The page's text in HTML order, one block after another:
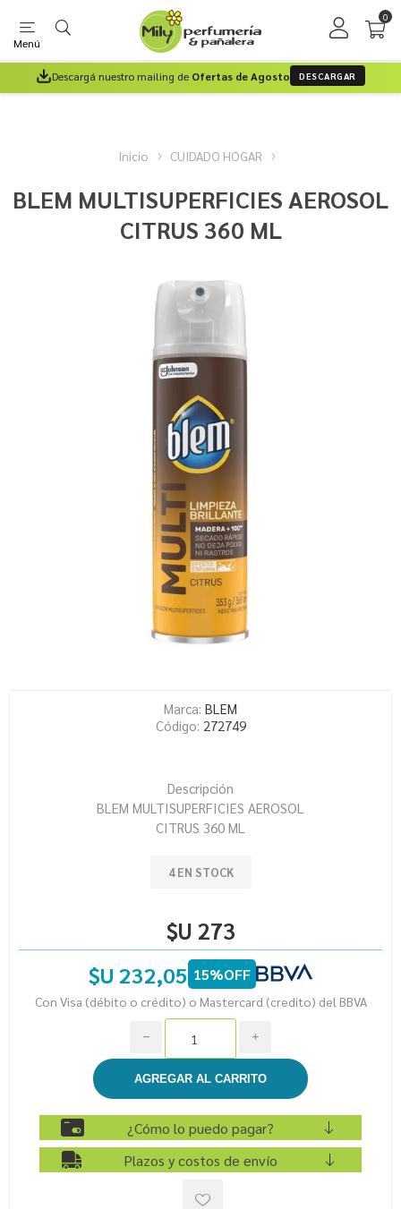
Menú
0
Descargá nuestro mailing de Ofertas de Agosto DESCARGAR
Inicio CUIDADO HOGAR
BLEM MULTISUPERFICIES AEROSOL
CITRUS 360 ML
Marca: BLEM
Código: 272749
Descripción
BLEM MULTISUPERFICIES AEROSOL
CITRUS 360 ML
4 EN STOCK
$U 273
$U 232,05 15%OFF
Con Visa (débito o crédito) o Mastercard (credito) del BBVA
i
h
¿Cómo lo puedo pagar?
Plazos y costos de envío